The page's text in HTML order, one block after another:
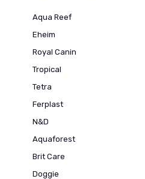
Aqua Reef
Eheim
Royal Canin
Tropical
Tetra
Ferplast
N&D
Aquaforest
Brit Care
Doggie